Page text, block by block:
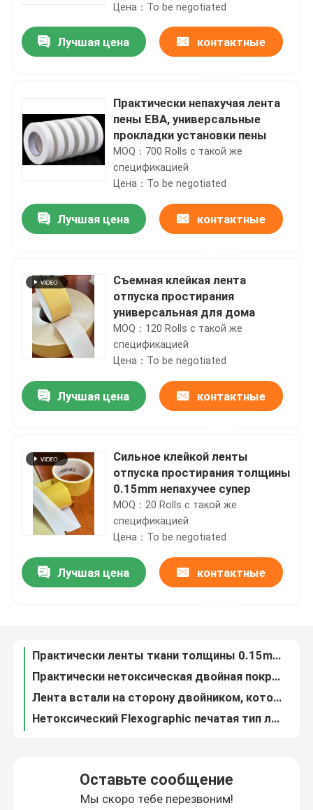
Главная страница
Ролики
О Компании
Наша фабрика
контактные данные
Отправить запрос
Клейкая лента ковра
Цена：To be negotiated
Лучшая цена контактные
Практически непахучая лента
пены ЕВА, универсальные
прокладки установки пены
MOQ：700 Rolls с такой же
спецификацией
Цена：To be negotiated
Лучшая цена контактные
Съемная клейкая лента
отпуска простирания
универсальная для дома
MOQ：120 Rolls с такой же
спецификацией
Цена：To be negotiated
Лучшая цена контактные
Сильное клейкой ленты
отпуска простирания толщины
0.15mm непахучее супер
MOQ：20 Rolls с такой же
спецификацией
Цена：To be negotiated
Лучшая цена контактные
Установка плиты анти- простирания Flexographic связывает прочное Eco тесьмой дружелюбное
Многоразовые горячие плавят Flexo печатая ленту, двойное, который встали на сторону печатание экрана ленты паллета
установка плиты 340mmx2.5m Flexographic связывает тип тесьмой природного каучука непахучий
Влагостойкая лента установки плиты, прочная двойная, который встали на сторону лента для печатания Flexo
Оставьте сообщение
Мы скоро тебе перезвоним!